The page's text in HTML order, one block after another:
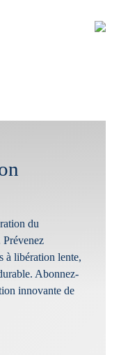
du
Prévenez
à libération lente,
Abonnez-
innovante de